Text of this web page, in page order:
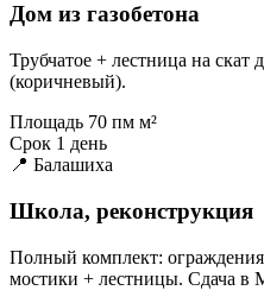
Дом из газобетона
Трубчатое + лестница на
(коричневый).
Площадь 70 пм м²
Срок 1 день
📍 Балашиха
Школа, реконструкция
Полный комплект:
мостики + лестницы. Сдача в